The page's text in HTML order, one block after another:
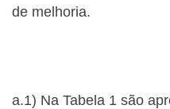
de melhoria.
a.1) Na Tabela 1 são